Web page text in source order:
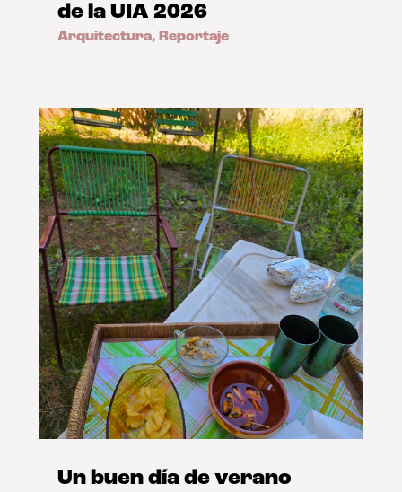
de la UIA 2026
Arquitectura, Reportaje
Un buen día de verano